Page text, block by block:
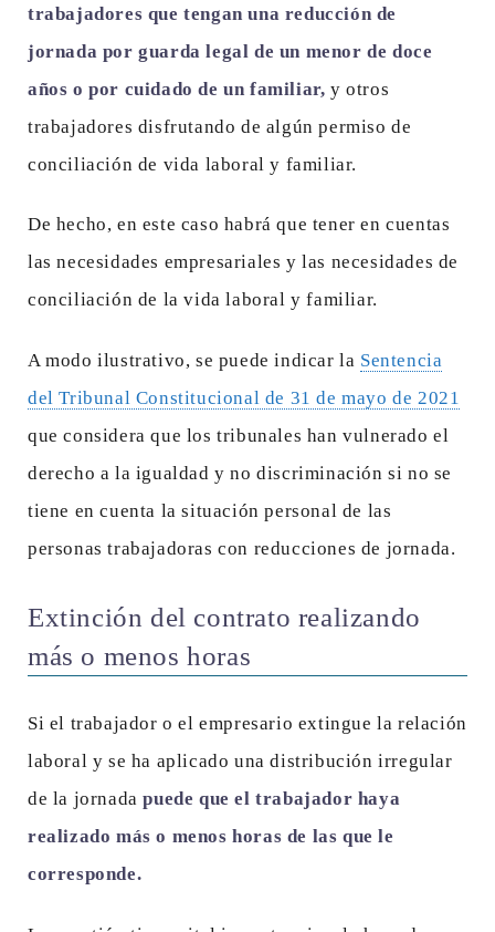
trabajadores que tengan una reducción de
jornada por guarda legal de un menor de doce
años o por cuidado de un familiar, y otros
trabajadores disfrutando de algún permiso de
conciliación de vida laboral y familiar.
De hecho, en este caso habrá que tener en cuentas
las necesidades empresariales y las necesidades de
conciliación de la vida laboral y familiar.
A modo ilustrativo, se puede indicar la Sentencia
del Tribunal Constitucional de 31 de mayo de 2021
que considera que los tribunales han vulnerado el
derecho a la igualdad y no discriminación si no se
tiene en cuenta la situación personal de las
personas trabajadoras con reducciones de jornada.
Extinción del contrato realizando
más o menos horas
Si el trabajador o el empresario extingue la relación
laboral y se ha aplicado una distribución irregular
de la jornada puede que el trabajador haya
realizado más o menos horas de las que le
corresponde.